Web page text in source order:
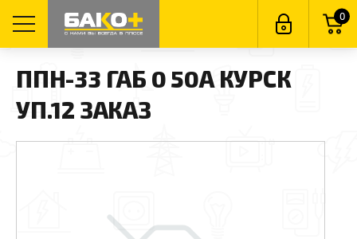
0
ППН-33 ГАБ 0 50А КУРСК
УП.12 ЗАКАЗ